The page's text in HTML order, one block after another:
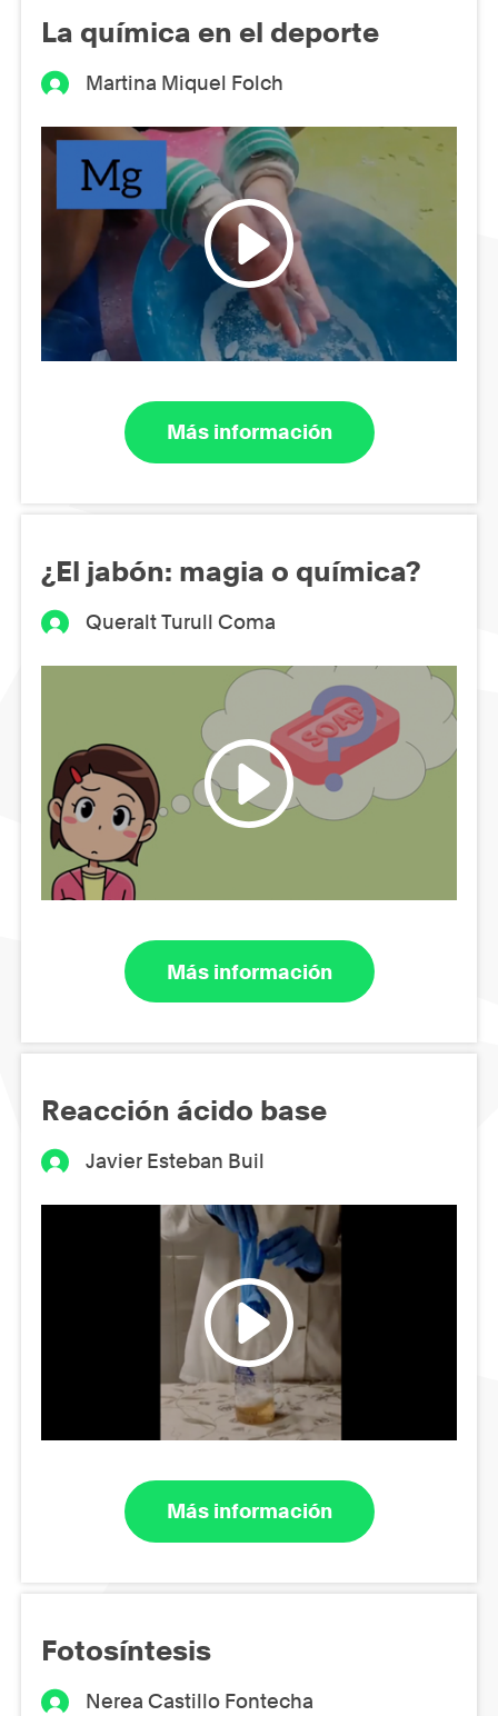
La química en el deporte
Martina Miquel Folch
Más información
¿El jabón: magia o química?
Queralt Turull Coma
Más información
Reacción ácido base
Javier Esteban Buil
Más información
Fotosíntesis
Nerea Castillo Fontecha